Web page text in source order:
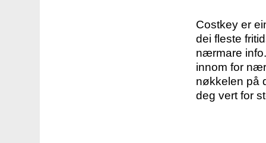
Costkey er
dei fleste
nærmare
innom for
nøkkelen på
deg vert for